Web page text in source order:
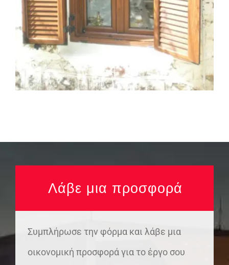
Λάβε μια προσφορά
Συμπλήρωσε την φόρμα και λάβε μια
οικονομική προσφορά για το έργο σου